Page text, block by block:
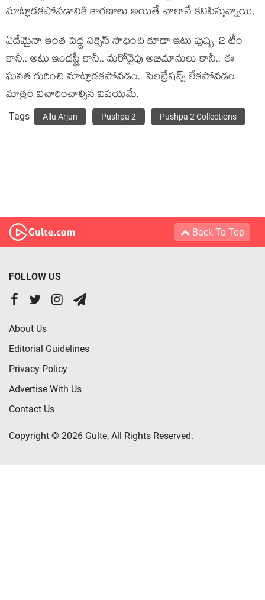
మాట్లాడకపోవడానికి కారణాలు అయితే చాలానే కనిపిస్తున్నాయి.
ఏదేమైనా ఇంత పెద్ద సక్సెస్ సాధించి కూడా ఇటు పుష్ప-2 టీం
కానీ.. అటు ఇండస్ట్రీ కానీ.. మరోవైపు అభిమానులు కానీ.. ఈ
ఘనత గురించి మాట్లాడకపోవడం.. సెలబ్రేషన్స్ లేకపోవడం
మాత్రం విచారించాల్సిన విషయమే.
Tags Allu Arjun Pushpa 2 Pushpa 2 Collections
Back To Top
FOLLOW US
About Us
Editorial Guidelines
Privacy Policy
Advertise With Us
Contact Us
Copyright © 2026 Gulte, All Rights Reserved.